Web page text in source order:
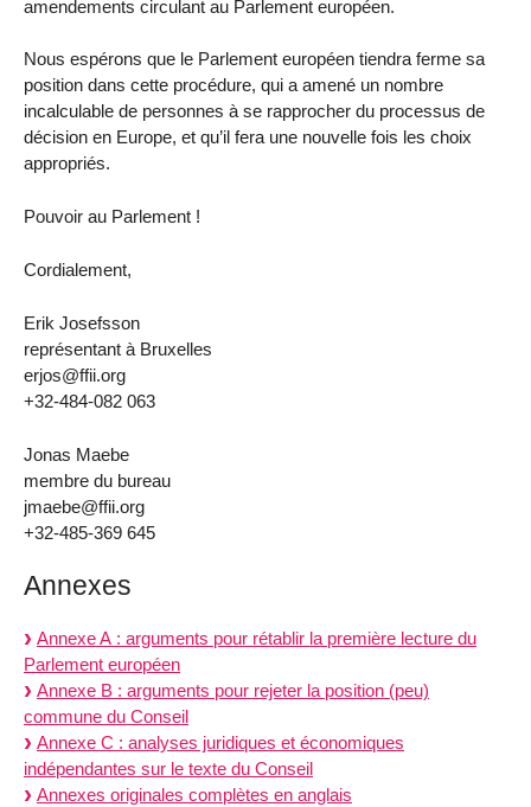
amendements circulant au Parlement européen.
Nous espérons que le Parlement européen tiendra ferme sa
position dans cette procédure, qui a amené un nombre
incalculable de personnes à se rapprocher du processus de
décision en Europe, et qu’il fera une nouvelle fois les choix
appropriés.
Pouvoir au Parlement !
Cordialement,
Erik Josefsson
représentant à Bruxelles
erjos@ffii.org
+32-484-082 063
Jonas Maebe
membre du bureau
jmaebe@ffii.org
+32-485-369 645
Annexes
Annexe A : arguments pour rétablir la première lecture du
Parlement européen
Annexe B : arguments pour rejeter la position (peu)
commune du Conseil
Annexe C : analyses juridiques et économiques
indépendantes sur le texte du Conseil
Annexes originales complètes en anglais